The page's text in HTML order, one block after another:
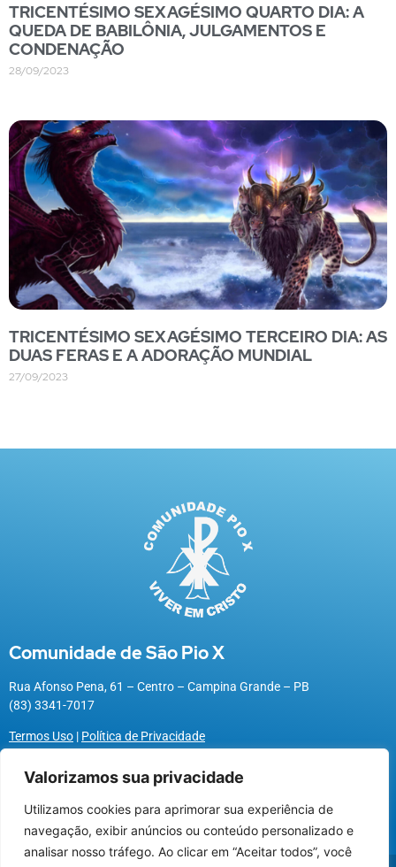
Utilizamos cookies para oferecer melhor
experiência, melhorar o desempenho, analisar
como você interage em nosso site e
Valorizamos sua privacidade
Utilizamos cookies para aprimorar sua experiência de
navegação, exibir anúncios ou conteúdo personalizado e
analisar nosso tráfego. Ao clicar em “Aceitar todos”, você
TRICENTÉSIMO SEXAGÉSIMO QUARTO DIA: A
QUEDA DE BABILÔNIA, JULGAMENTOS E
CONDENAÇÃO
28/09/2023
TRICENTÉSIMO SEXAGÉSIMO TERCEIRO DIA: AS
DUAS FERAS E A ADORAÇÃO MUNDIAL
27/09/2023
Comunidade de São Pio X
Rua Afonso Pena, 61 – Centro – Campina Grande – PB
(83) 3341-7017
Termos Uso | Política de Privacidade